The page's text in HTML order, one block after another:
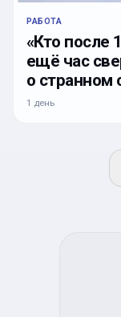
РАБОТА
«Кто после
ещё час
о странном
1 день